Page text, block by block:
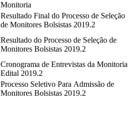
Monitoria
Resultado Final do Processo de Seleção
de Monitores Bolsistas 2019.2
Resultado do Processo de Seleção de
Monitores Bolsistas 2019.2
Cronograma de Entrevistas da Monitoria
Edital 2019.2
Processo Seletivo Para Admissão de
Monitores Bolsistas 2019.2